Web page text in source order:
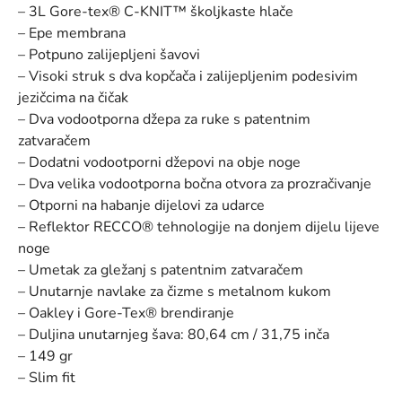
– 3L Gore-tex® C-KNIT™ školjkaste hlače
– Epe membrana
– Potpuno zalijepljeni šavovi
– Visoki struk s dva kopčača i zalijepljenim podesivim
jezičcima na čičak
– Dva vodootporna džepa za ruke s patentnim
zatvaračem
– Dodatni vodootporni džepovi na obje noge
– Dva velika vodootporna bočna otvora za prozračivanje
– Otporni na habanje dijelovi za udarce
– Reflektor RECCO® tehnologije na donjem dijelu lijeve
noge
– Umetak za gležanj s patentnim zatvaračem
– Unutarnje navlake za čizme s metalnom kukom
– Oakley i Gore-Tex® brendiranje
– Duljina unutarnjeg šava: 80,64 cm / 31,75 inča
– 149 gr
– Slim fit